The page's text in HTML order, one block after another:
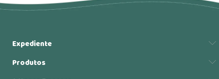
Expediente
Produtos